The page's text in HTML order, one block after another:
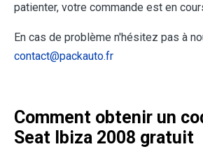
patienter, votre commande est en
En cas de problème n'hésitez pas à
contact@packauto.fr
Comment obtenir un
Seat Ibiza 2008 gratuit